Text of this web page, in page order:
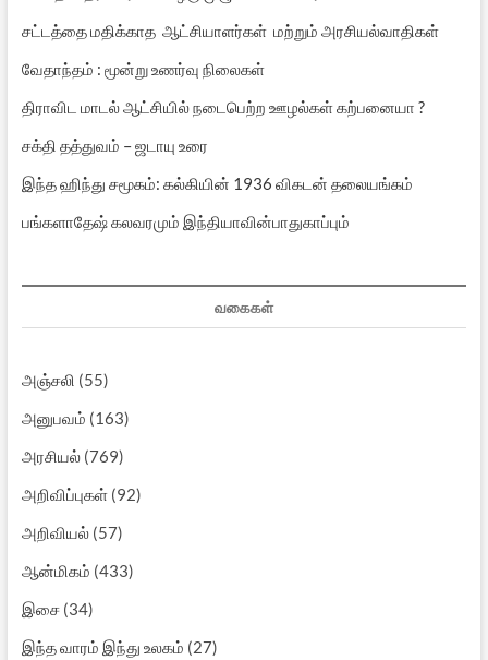
சட்டத்தை மதிக்காத ஆட்சியாளர்கள் மற்றும் அரசியல்வாதிகள்
வேதாந்தம் : மூன்று உணர்வு நிலைகள்
திராவிட மாடல் ஆட்சியில் நடைபெற்ற ஊழல்கள் கற்பனையா ?
சக்தி தத்துவம் – ஜடாயு உரை
இந்த ஹிந்து சமூகம்: கல்கியின் 1936 விகடன் தலையங்கம்
பங்களாதேஷ் கலவரமும் இந்தியாவின்பாதுகாப்பும்
வகைகள்
அஞ்சலி (55)
அனுபவம் (163)
அரசியல்(769)
அறிவிப்புகள்(92)
அறிவியல்(57)
ஆன்மிகம் (433)
இசை(34)
இந்த வாரம் இந்து உலகம் (27)